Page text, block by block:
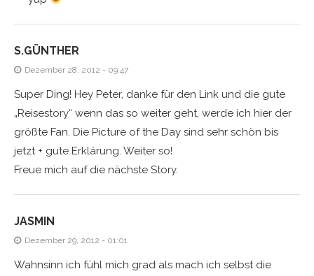
S.GÜNTHER
Dezember 28, 2012 - 09:47
Super Ding! Hey Peter, danke für den Link und die gute
„Reisestory“ wenn das so weiter geht, werde ich hier der
größte Fan. Die Picture of the Day sind sehr schön bis
jetzt + gute Erklärung. Weiter so!
Freue mich auf die nächste Story.
JASMIN
Dezember 29, 2012 - 01:01
Wahnsinn ich fühl mich grad als mach ich selbst die